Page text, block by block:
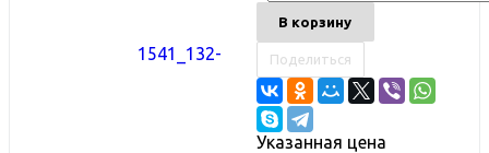
В корзину
Поделиться
Указанная цена